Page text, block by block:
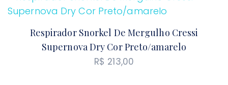
Respirador Snorkel De Mergulho Cressi
Supernova Dry Cor Preto/amarelo
R$ 213,00